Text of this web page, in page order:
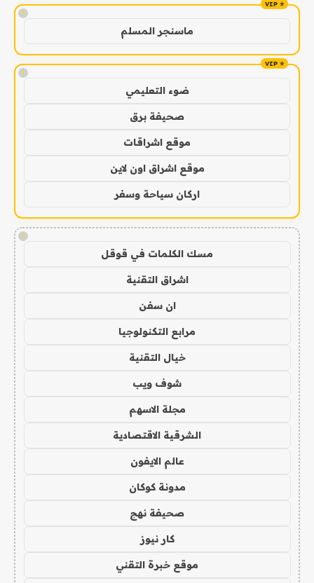
!
ماسنجر المسلم
!
ضوء التعليمي
صحيفة برق
موقع اشراقات
موقع اشراق اون لاين
اركان سياحة وسفر
!
مسك الكلمات في قوقل
اشراق التقنية
ان سفن
مرابع التكنولوجيا
خيال التقنية
شوف ويب
مجلة الاسهم
الشرقية الاقتصادية
عالم الايفون
مدونة كوكان
صحيفة نهج
كار نيوز
موقع خبرة التقني